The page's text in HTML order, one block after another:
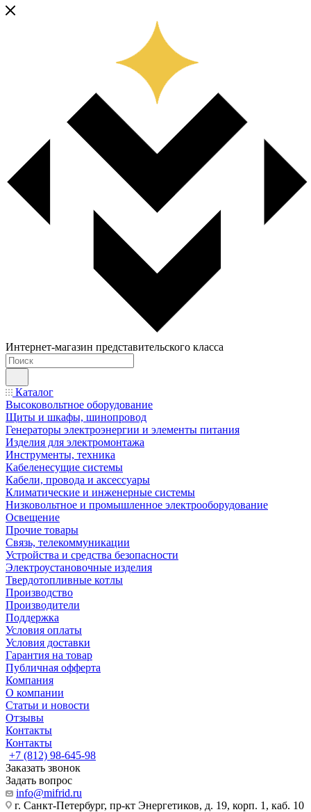
Интернет-магазин представительского класса
Каталог
Высоковольтное оборудование
Щиты и шкафы, шинопровод
Генераторы электроэнергии и элементы питания
Изделия для электромонтажа
Инструменты, техника
Кабеленесущие системы
Кабели, провода и аксессуары
Климатические и инженерные системы
Низковольтное и промышленное электрооборудование
Освещение
Прочие товары
Связь, телекоммуникации
Устройства и средства безопасности
Электроустановочные изделия
Твердотопливные котлы
Производство
Производители
Поддержка
Условия оплаты
Условия доставки
Гарантия на товар
Публичная офферта
Компания
О компании
Статьи и новости
Отзывы
Контакты
Контакты
+7 (812) 98-645-98
Заказать звонок
Задать вопрос
info@mifrid.ru
г. Санкт-Петербург, пр-кт Энергетиков, д. 19, корп. 1, каб. 10